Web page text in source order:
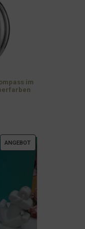
im
ANGEBOTPRODUKT
ANGEBOT